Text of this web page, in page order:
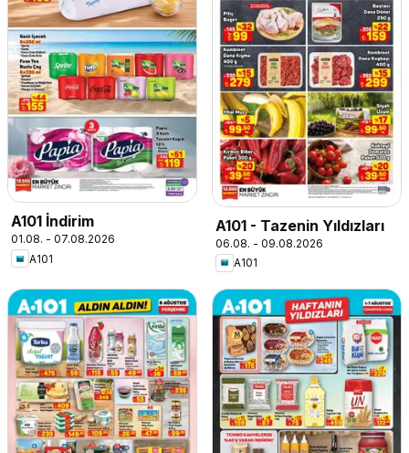
A101 İndirim
01.08. - 07.08.2026
A101
A101 - Tazenin Yıldızları
06.08. - 09.08.2026
A101